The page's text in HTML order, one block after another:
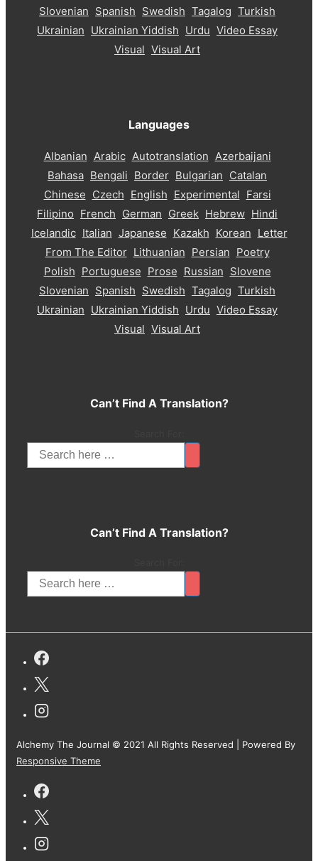
Slovenian Spanish Swedish Tagalog Turkish
Ukrainian Ukrainian Yiddish Urdu Video Essay
Visual Visual Art
Languages
Albanian Arabic Autotranslation Azerbaijani
Bahasa Bengali Border Bulgarian Catalan
Chinese Czech English Experimental Farsi
Filipino French German Greek Hebrew Hindi
Icelandic Italian Japanese Kazakh Korean Letter
From The Editor Lithuanian Persian Poetry
Polish Portuguese Prose Russian Slovene
Slovenian Spanish Swedish Tagalog Turkish
Ukrainian Ukrainian Yiddish Urdu Video Essay
Visual Visual Art
Can’t Find A Translation?
Can’t Find A Translation?
Alchemy The Journal © 2021 All Rights Reserved
| Powered By
Responsive Theme